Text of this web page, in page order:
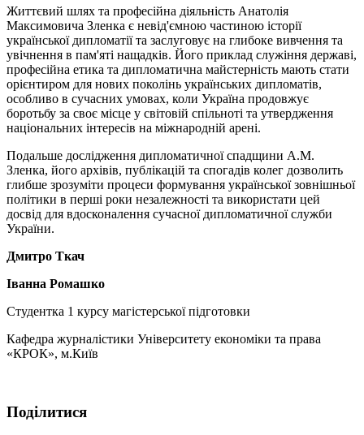
Життєвий шлях та професійна діяльність Анатолія
Максимовича Зленка є невід'ємною частиною історії
української дипломатії та заслуговує на глибоке вивчення та
увічнення в пам'яті нащадків. Його приклад служіння державі,
професійна етика та дипломатична майстерність мають стати
орієнтиром для нових поколінь українських дипломатів,
особливо в сучасних умовах, коли Україна продовжує
боротьбу за своє місце у світовій спільноті та утвердження
національних інтересів на міжнародній арені.
Подальше дослідження дипломатичної спадщини А.М.
Зленка, його архівів, публікацій та спогадів колег дозволить
глибше зрозуміти процеси формування української зовнішньої
політики в перші роки незалежності та використати цей
досвід для вдосконалення сучасної дипломатичної служби
України.
Дмитро Ткач
Іванна Ромашко
Студентка 1 курсу магістерської підготовки
Кафедра журналістики Університету економіки та права
«КРОК», м.Київ
Поділитися